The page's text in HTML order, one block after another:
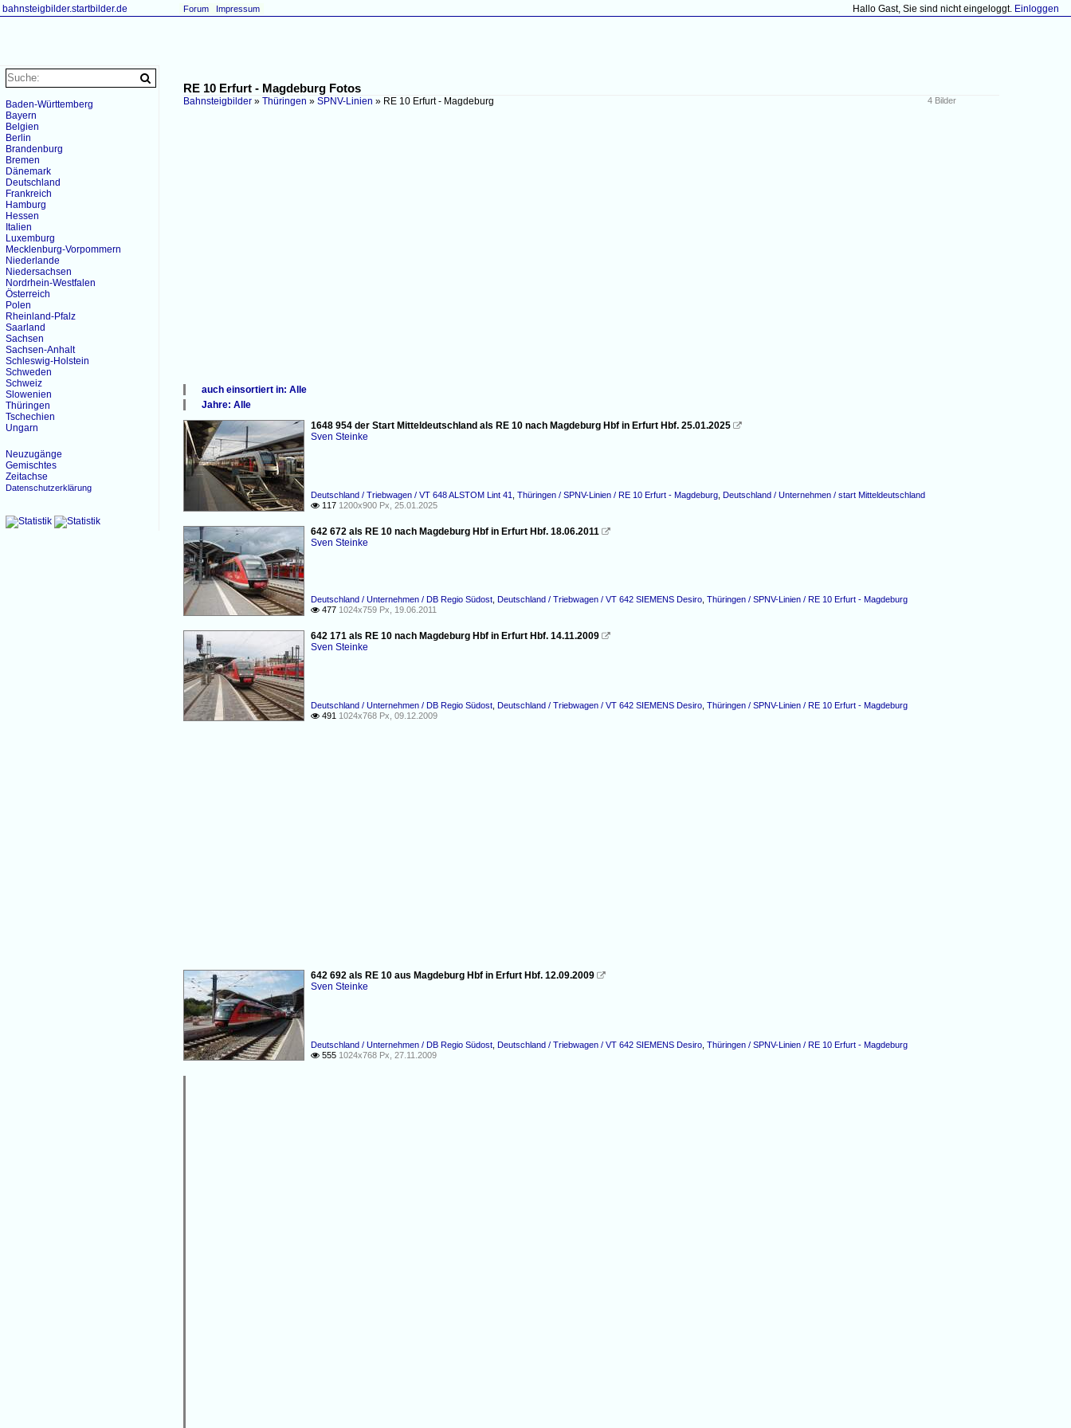
bahnsteigbilder.startbilder.de Hallo Gast, Sie sind nicht eingeloggt. Einloggen
Forum Impressum
RE 10 Erfurt - Magdeburg Fotos
4 Bilder
Bahnsteigbilder » Thüringen » SPNV-Linien » RE 10 Erfurt - Magdeburg
auch einsortiert in: Alle
Deutschland
Jahre: Alle
Alle Jahre
2000
2010
2020
1648 954 der Start Mitteldeutschland als RE 10 nach Magdeburg Hbf in Erfurt Hbf. 25.01.2025 
Sven Steinke
Deutschland / Triebwagen / VT 648 ALSTOM Lint 41 Thüringen / SPNV-Linien / RE 10 Erfurt - Magdeburg Deutschland / Unternehmen / start Mitteldeutschland
 117 1200x900 Px, 25.01.2025
642 672 als RE 10 nach Magdeburg Hbf in Erfurt Hbf. 18.06.2011 
Sven Steinke
Deutschland / Unternehmen / DB Regio Südost Deutschland / Triebwagen / VT 642 SIEMENS Desiro Thüringen / SPNV-Linien / RE 10 Erfurt - Magdeburg
 477 1024x759 Px, 19.06.2011
642 171 als RE 10 nach Magdeburg Hbf in Erfurt Hbf. 14.11.2009 
Sven Steinke
Deutschland / Unternehmen / DB Regio Südost Deutschland / Triebwagen / VT 642 SIEMENS Desiro Thüringen / SPNV-Linien / RE 10 Erfurt - Magdeburg
 491 1024x768 Px, 09.12.2009
642 692 als RE 10 aus Magdeburg Hbf in Erfurt Hbf. 12.09.2009 
Sven Steinke
Deutschland / Unternehmen / DB Regio Südost Deutschland / Triebwagen / VT 642 SIEMENS Desiro Thüringen / SPNV-Linien / RE 10 Erfurt - Magdeburg
 555 1024x768 Px, 27.11.2009
Baden-Württemberg
Bayern
Belgien
Berlin
Brandenburg
Bremen
Dänemark
Deutschland
Frankreich
Hamburg
Hessen
Italien
Luxemburg
Mecklenburg-Vorpommern
Niederlande
Niedersachsen
Nordrhein-Westfalen
Österreich
Polen
Rheinland-Pfalz
Saarland
Sachsen
Sachsen-Anhalt
Schleswig-Holstein
Schweden
Schweiz
Slowenien
Thüringen
Tschechien
Ungarn
Neuzugänge
Gemischtes
Zeitachse
Datenschutzerklärung